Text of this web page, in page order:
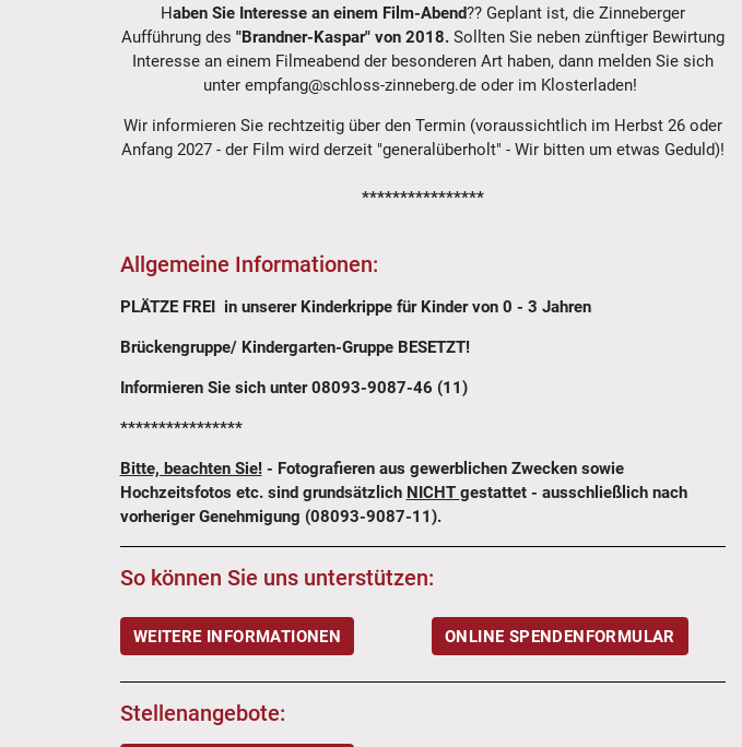
Haben Sie Interesse an einem Film-Abend?? Geplant ist, die Zinneberger
Aufführung des "Brandner-Kaspar" von 2018. Sollten Sie neben zünftiger Bewirtung
Interesse an einem Filmeabend der besonderen Art haben, dann melden Sie sich
unter empfang@schloss-zinneberg.de oder im Klosterladen!
Wir informieren Sie rechtzeitig über den Termin (voraussichtlich im Herbst 26 oder
Anfang 2027 - der Film wird derzeit "generalüberholt" - Wir bitten um etwas Geduld)!
****************
Allgemeine Informationen:
PLÄTZE FREI in unserer Kinderkrippe für Kinder von 0 - 3 Jahren
Brückengruppe/ Kindergarten-Gruppe BESETZT!
Informieren Sie sich unter 08093-9087-46 (11)
****************
Bitte, beachten Sie!- Fotografieren aus gewerblichen Zwecken sowie
Hochzeitsfotos etc. sind grundsätzlich NICHT gestattet - ausschließlich nach
vorheriger Genehmigung (08093-9087-11).
So können Sie uns unterstützen:
WEITERE INFORMATIONEN ONLINE SPENDENFORMULAR
Stellenangebote: